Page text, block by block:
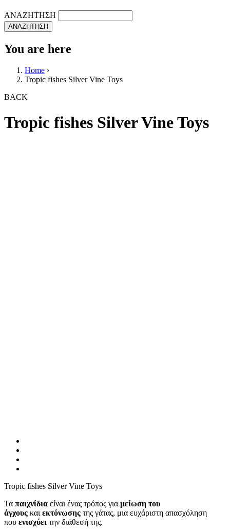
ΑΝΑΖΗΤΗΣΗ
You are here
Home ›
Tropic fishes Silver Vine Toys
BACK
Tropic fishes Silver Vine Toys
Tropic fishes Silver Vine Toys
Τα παιχνίδια είναι ένας τρόπος για μείωση του
άγχους και εκτόνωσης της γάτας, μια ευχάριστη απασχόληση
που ενισχύει την διάθεσή της.